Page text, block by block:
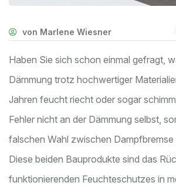
von Marlene Wiesner
Haben Sie sich schon einmal gefragt,
Dämmung trotz hochwertiger
Jahren feucht riecht oder sogar
Fehler nicht an der Dämmung selbst,
falschen Wahl zwischen Dampfbremse
Diese beiden Bauprodukte sind das
funktionierenden Feuchteschutzes in